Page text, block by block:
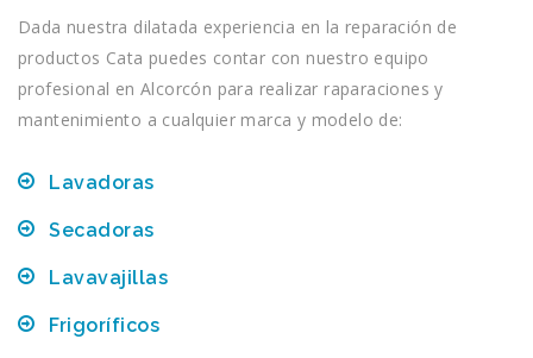
Dada nuestra dilatada experiencia en la reparación de
productos Cata puedes contar con nuestro equipo
profesional en Alcorcón para realizar raparaciones y
mantenimiento a cualquier marca y modelo de:
Lavadoras
Secadoras
Lavavajillas
Frigoríficos